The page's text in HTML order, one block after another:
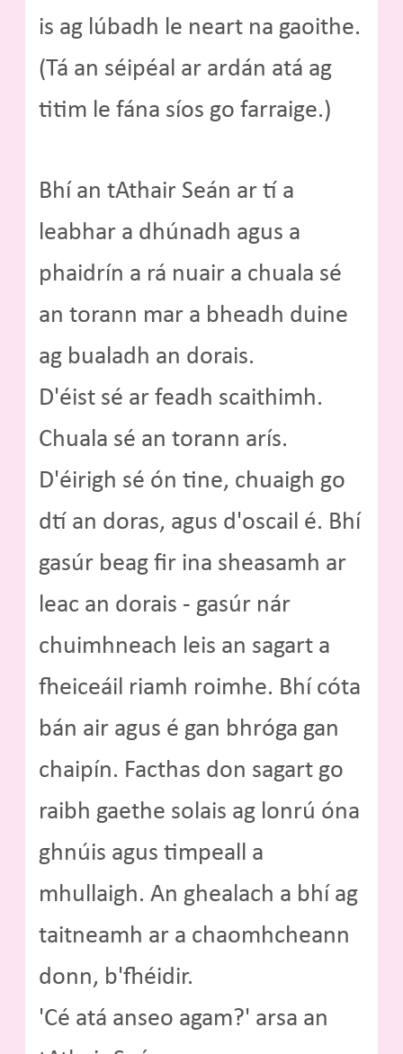
is ag lúbadh le neart na gaoithe.
(Tá an séipéal ar ardán atá ag
titim le fána síos go farraige.)
Bhí an tAthair Seán ar tí a
leabhar a dhúnadh agus a
phaidrín a rá nuair a chuala sé
an torann mar a bheadh duine
ag bualadh an dorais.
D'éist sé ar feadh scaithimh.
Chuala sé an torann arís.
D'éirigh sé ón tine, chuaigh go
dtí an doras, agus d'oscail é. Bhí
gasúr beag fir ina sheasamh ar
leac an dorais - gasúr nár
chuimhneach leis an sagart a
fheiceáil riamh roimhe. Bhí cóta
bán air agus é gan bhróga gan
chaipín. Facthas don sagart go
raibh gaethe solais ag lonrú óna
ghnúis agus timpeall a
mhullaigh. An ghealach a bhí ag
taitneamh ar a chaomhcheann
donn, b'fhéidir.
'Cé atá anseo agam?' arsa an